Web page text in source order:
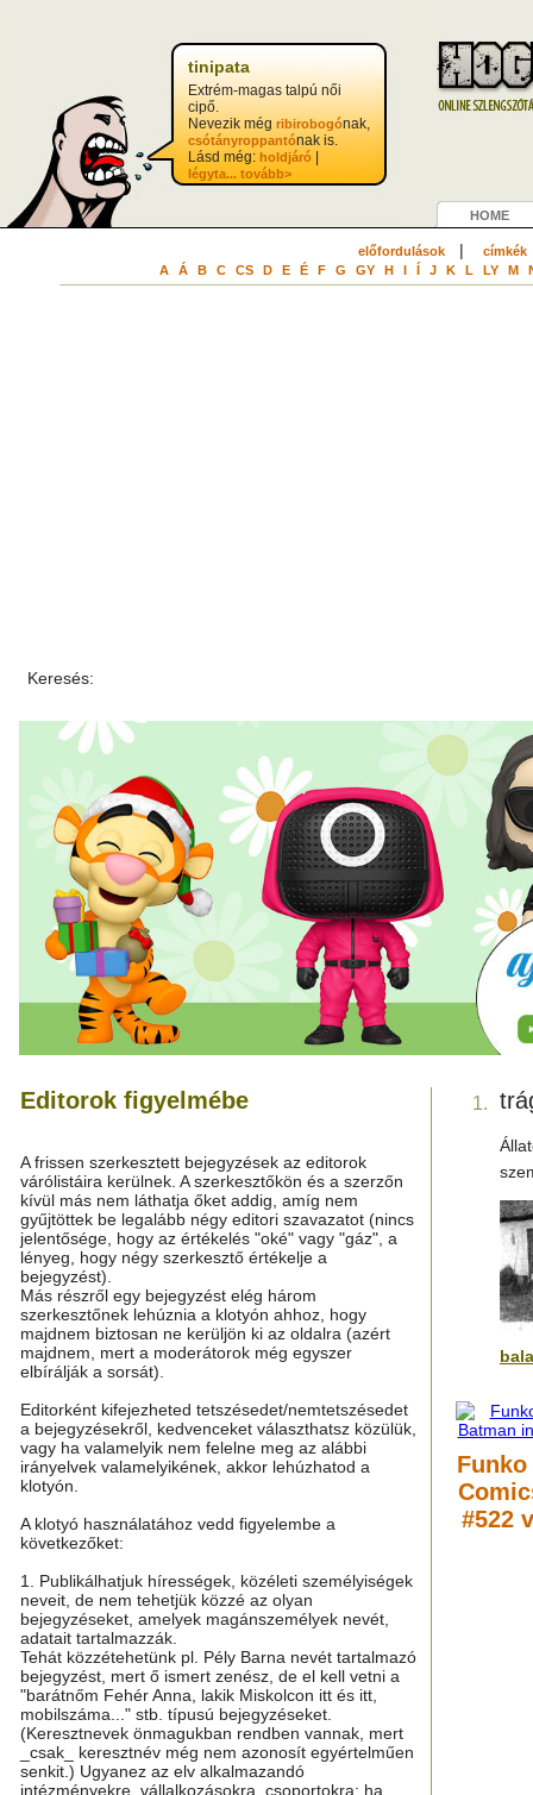
tinipata
Extrém-magas talpú női
cipő.
Nevezik még ribirobogónak,
csótányroppantónak is.
Lásd még: holdjáró
légyta... tovább>
HOME
előfordulások| címkék
A Á B C CS D E É F G GY H I Í J K L LY M
Keresés:
Editorok figyelmébe
A frissen szerkesztett bejegyzések az editorok
várólistáira kerülnek. A szerkesztőkön és a szerzőn
kívül más nem láthatja őket addig, amíg nem
gyűjtöttek be legalább négy editori szavazatot (nincs
jelentősége, hogy az értékelés "oké" vagy "gáz", a
lényeg, hogy négy szerkesztő értékelje a
bejegyzést).
Más részről egy bejegyzést elég három
szerkesztőnek lehúznia a klotyón ahhoz, hogy
majdnem biztosan ne kerüljön ki az oldalra (azért
majdnem, mert a moderátorok még egyszer
elbírálják a sorsát).
Editorként kifejezheted tetszésedet/nemtetszésedet
a bejegyzésekről, kedvenceket választhatsz közülük,
vagy ha valamelyik nem felelne meg az alábbi
irányelvek valamelyikének, akkor lehúzhatod a
klotyón.
A klotyó használatához vedd figyelembe a
következőket:
1. Publikálhatjuk hírességek, közéleti személyiségek
neveit, de nem tehetjük közzé az olyan
bejegyzéseket, amelyek magánszemélyek nevét,
adatait tartalmazzák.
Tehát közzétehetünk pl. Pély Barna nevét tartalmazó
bejegyzést, mert ő ismert zenész, de el kell vetni a
"barátnőm Fehér Anna, lakik Miskolcon itt és itt,
mobilszáma..." stb. típusú bejegyzéseket.
(Keresztnevek önmagukban rendben vannak, mert
_csak_ keresztnév még nem azonosít egyértelműen
senkit.) Ugyanez az elv alkalmazandó
intézményekre, vállalkozásokra, csoportokra: ha
1.
Funko
#522